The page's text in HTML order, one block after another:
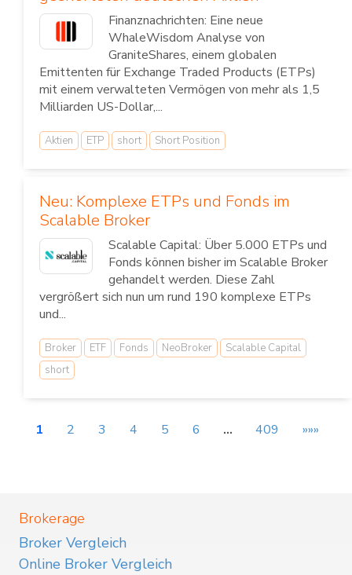
Finanznachrichten: Eine neue
WhaleWisdom Analyse von
GraniteShares, einem globalen
Emittenten für Exchange Traded Products (ETPs)
mit einem verwalteten Vermögen von mehr als 1,5
Milliarden US-Dollar,...
Aktien ETP short Short Position
Neu: Komplexe ETPs und Fonds im
Scalable Broker
Scalable Capital: Über 5.000 ETPs und
Fonds können bisher im Scalable Broker
gehandelt werden. Diese Zahl
vergrößert sich nun um rund 190 komplexe ETPs
und...
Broker ETF Fonds NeoBroker
Scalable Capital
short
1 2 3 4 5 6 … 409 »»»
Brokerage
Broker Vergleich
Online Broker Vergleich